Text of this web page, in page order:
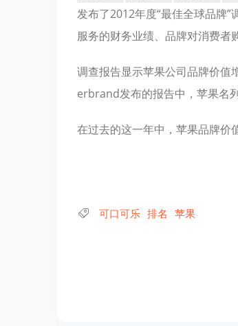
发布了2012年度“最佳全球品牌”
服务的财务业绩、品牌对消费者
调查报告显示苹果公司品牌价值
erbrand发布的报告中，苹果名列
在过去的这一年中，苹果品牌价
可口可乐 排名 苹果